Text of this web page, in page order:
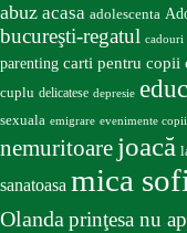
abuz acasa adolescenta
bucureşti-regatul cadouri
parenting carti pentru copii
cuplu delicatese depresie
sexuala emigrare evenimente copii
nemuritoare joacă
sanatoasa mica
Olandaprinţesa nu